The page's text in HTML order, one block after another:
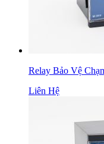
Relay Bảo Vệ
Liên Hệ